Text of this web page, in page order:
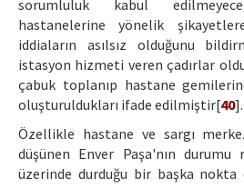
sorumluluk kabul
hastanelerine yönelik
iddiaların asılsız olduğunu
istasyon hizmeti veren çadırlar
çabuk toplanıp hastane
oluşturuldukları ifade edilmiştir[40].
Özellikle hastane ve sargı
düşünen Enver Paşa'nın durumu
üzerinde durduğu bir başka